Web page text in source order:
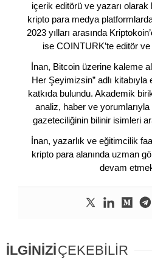
içerik editörü ve yazarı olarak
kripto para medya
2023 yılları arasında
ise COINTURK’te editör
İnan, Bitcoin üzerine kaleme
Her Şeyimizsin” adlı
katkıda bulundu. Akademik
analiz, haber ve
gazeteciliğinin bilinir isimleri
İnan, yazarlık ve eğitimcilik
kripto para alanında uzman
devam
İLGİNİZİÇEKEBİLİR